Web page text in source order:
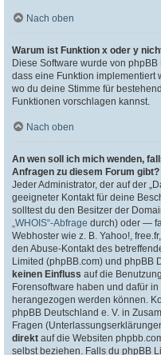
Nach oben
Warum ist Funktion x oder y
Diese Software wurde von
dass eine Funktion implementiert
wo du deine Stimme für
Funktionen vorschlagen kannst.
Nach oben
An wen soll ich mich wenden,
Anfragen zu diesem Forum gibt?
Jeder Administrator, der auf der
geeigneter Kontakt für deine
solltest du den Besitzer der
„WHOIS“-Abfrage durch) oder —
Webhoster wie z. B. Yahoo!,
den Abuse-Kontakt des
Limited (phpBB.com) und phpBB
keinen Einfluss auf die
Forensoftware haben und dafür
herangezogen werden können.
phpBB Deutschland e. V. in
Fragen
direkt auf die Websiten
selbst beziehen. Falls du phpBB